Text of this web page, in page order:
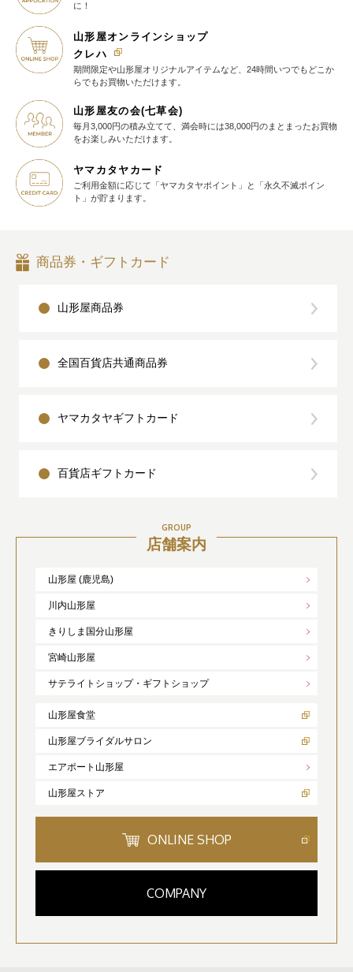
に！
山形屋オンラインショップ
クレハ
期間限定や山形屋オリジナルアイテムなど、24時間いつでもどこか
らでもお買物いただけます。
山形屋友の会(七草会)
毎月3,000円の積み立てて、満会時には38,000円のまとまったお買物
をお楽しみいただけます。
ヤマカタヤカード
ご利用金額に応じて 「ヤマカタヤポイント」と
「永久不滅ポイン
ト」が貯まります。
商品券・ギフトカード
山形屋商品券
全国百貨店共通商品券
ヤマカタヤギフトカード
百貨店ギフトカード
GROUP
店舗案内
山形屋 (鹿児島)
川内山形屋
きりしま国分山形屋
宮崎山形屋
サテライトショップ・ギフトショップ
山形屋食堂
山形屋ブライダルサロン
エアポート山形屋
山形屋ストア
ONLINE SHOP
COMPANY